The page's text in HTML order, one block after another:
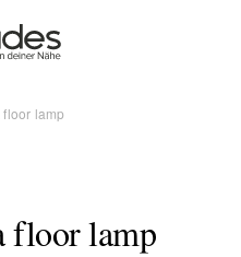
floor lamp
floor lamp